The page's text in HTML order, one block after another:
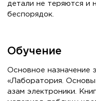
детали не теряются и
беспорядок.
Обучение
Основное назначение
«Лаборатория.
азам электроники.